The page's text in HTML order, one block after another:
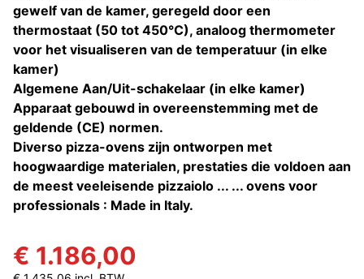
gewelf van de kamer, geregeld door een
thermostaat (50 tot 450°C), analoog thermometer
voor het visualiseren van de temperatuur (in elke
kamer)
Algemene Aan/Uit-schakelaar (in elke kamer)
Apparaat gebouwd in overeenstemming met de
geldende (CE) normen.
Diverso pizza-ovens zijn ontworpen met
hoogwaardige materialen, prestaties die voldoen aan
de meest veeleisende pizzaiolo ... ... ovens voor
professionals : Made in Italy.
€ 1.186,00